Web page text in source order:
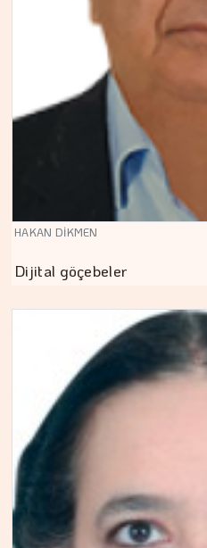
HAKAN DİKMEN
Dijital göçebeler